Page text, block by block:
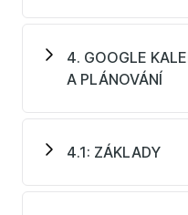
4. GOOGLE
A PLÁNOVÁNÍ
4.1: ZÁKLADY